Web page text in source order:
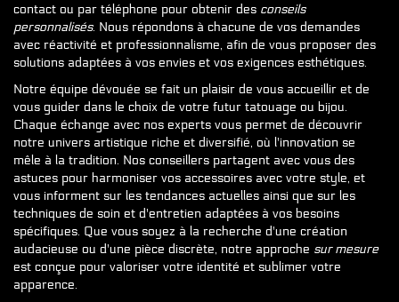
contact ou par téléphone pour obtenir des conseils
personnalisés. Nous répondons à chacune de vos demandes
avec réactivité et professionnalisme, afin de vous proposer des
solutions adaptées à vos envies et vos exigences esthétiques.
Notre équipe dévouée se fait un plaisir de vous accueillir et de
vous guider dans le choix de votre futur tatouage ou bijou.
Chaque échange avec nos experts vous permet de découvrir
notre univers artistique riche et diversifié, où l'innovation se
mêle à la tradition. Nos conseillers partagent avec vous des
astuces pour harmoniser vos accessoires avec votre style, et
vous informent sur les tendances actuelles ainsi que sur les
techniques de soin et d'entretien adaptées à vos besoins
spécifiques. Que vous soyez à la recherche d'une création
audacieuse ou d'une pièce discrète, notre approche sur mesure
est conçue pour valoriser votre identité et sublimer votre
apparence.